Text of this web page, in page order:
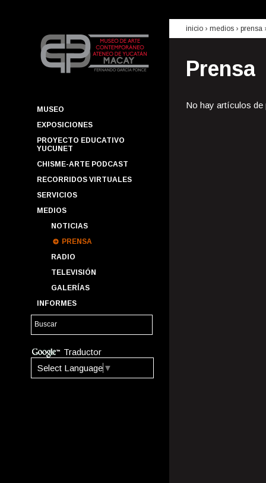
MUSEO
EXPOSICIONES
PROYECTO EDUCATIVO
YUCUNET
CHISME-ARTE PODCAST
RECORRIDOS VIRTUALES
SERVICIOS
MEDIOS
NOTICIAS
PRENSA
RADIO
TELEVISIÓN
GALERÍAS
INFORMES
Traductor
Select Language ▼
inicio › medios › prensa
Prensa
No hay artículos de